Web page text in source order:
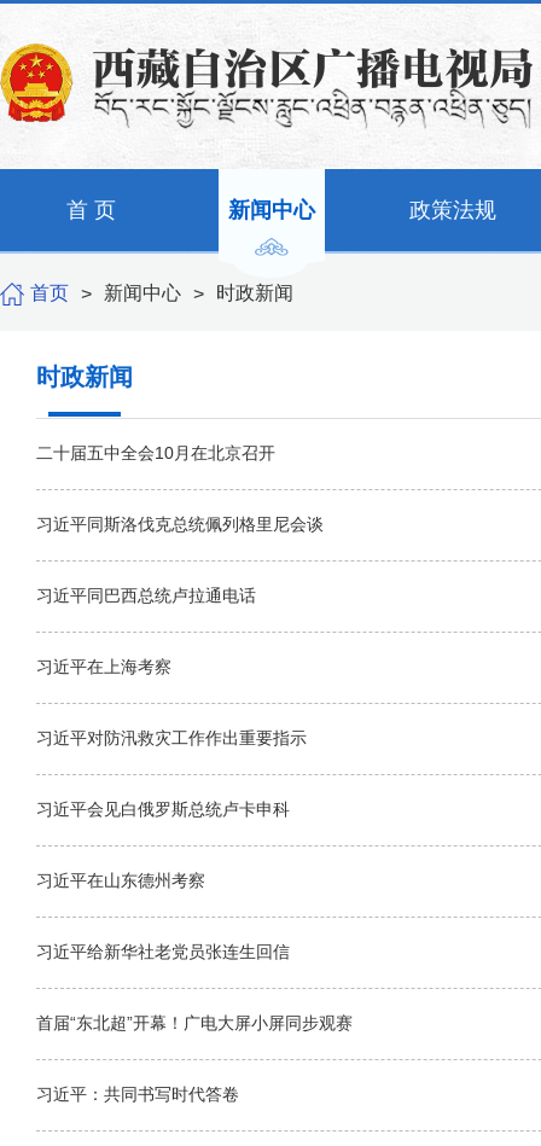
首 页 新闻中心 政策法规
首页 > 新闻中心 > 时政新闻
时政新闻
二十届五中全会10月在北京召开
习近平同斯洛伐克总统佩列格里尼会谈
习近平同巴西总统卢拉通电话
习近平在上海考察
习近平对防汛救灾工作作出重要指示
习近平会见白俄罗斯总统卢卡申科
习近平在山东德州考察
习近平给新华社老党员张连生回信
首届“东北超”开幕！广电大屏小屏同步观赛
习近平：共同书写时代答卷